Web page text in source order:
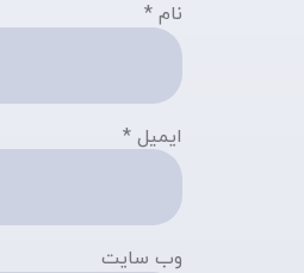
نام *
ایمیل *
وب‌ سایت